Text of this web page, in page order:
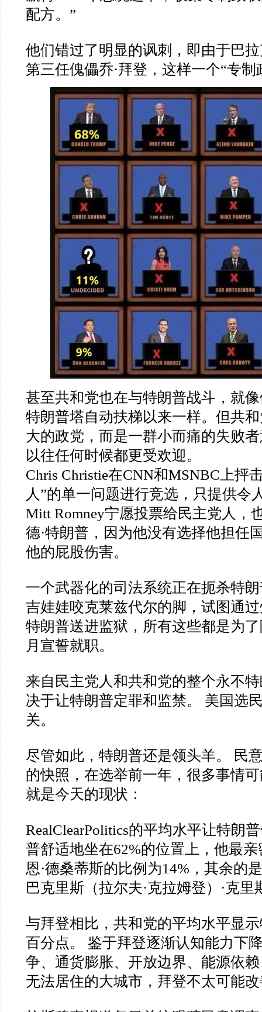
配方。”
他们错过了明显的讽刺，即由于巴
第三任傀儡乔·拜登，这样一个“专
甚至共和党也在与特朗普战斗，就
特朗普塔自动扶梯以来一样。但共
大的政党，而是一群小而痛的失败
以往任何时候都更受欢迎。
Chris Christie在CNN和MSNBC上抨
人”的单一问题进行竞选，只提供令
Mitt Romney宁愿投票给民主党人，
德·特朗普，因为他没有选择他担任
他的屁股伤害。
一个武器化的司法系统正在扼杀特
吉娃娃咬克莱兹代尔的脚，试图通
特朗普送进监狱，所有这些都是为
月宣誓就职。
来自民主党人和共和党的整个永不
决于让特朗普定罪和监禁。 美国选
关。
尽管如此，特朗普还是领头羊。 民
的快照，在选举前一年，很多事情
就是今天的现状：
RealClearPolitics的平均水平让特朗
普舒适地坐在62%的位置上，他最
恩·德桑蒂斯的比例为14%，其余的
巴克里斯（拉尔夫·克拉姆登）·克里
与拜登相比，共和党的平均水平显
百分点。 鉴于拜登逐渐认知能力下
争、通货膨胀、开放边界、能源依
无法居住的大城市，拜登不太可能